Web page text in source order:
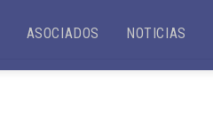
ASOCIADOS NOTICIAS